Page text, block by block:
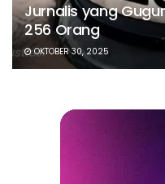
Jurnalis yang
256 Orang
OKTOBER 30, 2025